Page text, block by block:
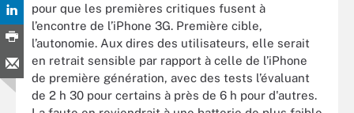
pour que les premières critiques fusent à
l’encontre de l’iPhone 3G. Première cible,
l’autonomie. Aux dires des utilisateurs, elle serait
en retrait sensible par rapport à celle de l’iPhone
de première génération, avec des tests l’évaluant
de 2 h 30 pour certains à près de 6 h pour d'autres.